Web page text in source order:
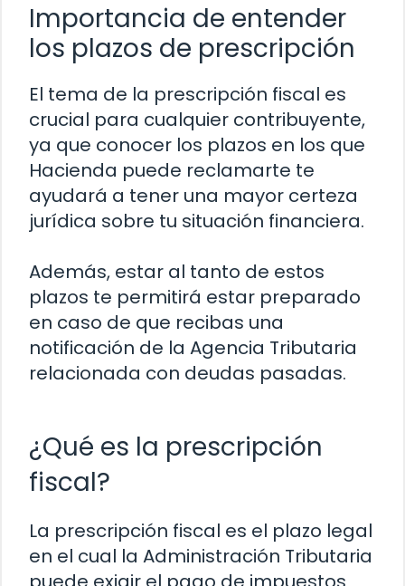
Importancia de entender
los plazos de prescripción
El tema de la prescripción fiscal es
crucial para cualquier contribuyente,
ya que conocer los plazos en los que
Hacienda puede reclamarte te
ayudará a tener una mayor certeza
jurídica sobre tu situación financiera.
Además, estar al tanto de estos
plazos te permitirá estar preparado
en caso de que recibas una
notificación de la Agencia Tributaria
relacionada con deudas pasadas.
¿Qué es la prescripción
fiscal?
La prescripción fiscal es el plazo legal
en el cual la Administración Tributaria